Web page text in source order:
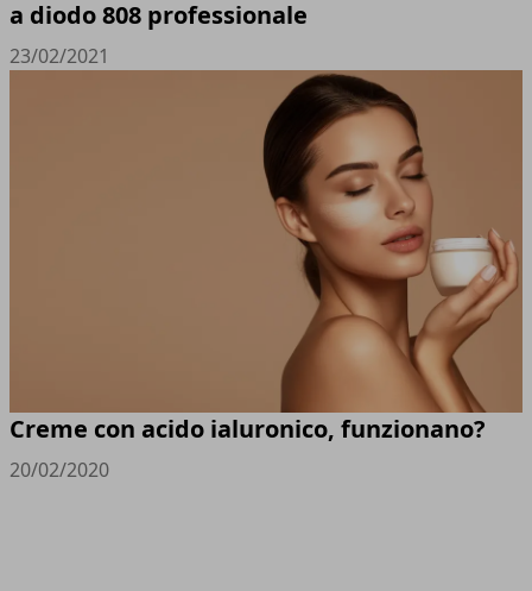
a diodo 808 professionale
23/02/2021
Creme con acido ialuronico, funzionano?
20/02/2020